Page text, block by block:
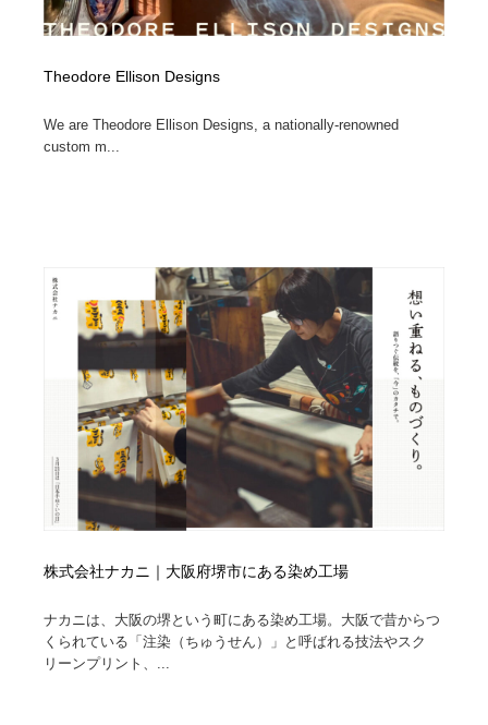
Theodore Ellison Designs
We are Theodore Ellison Designs, a nationally-renowned
custom m...
株式会社ナカニ｜大阪府堺市にある染め工場
ナカニは、大阪の堺という町にある染め工場。大阪で昔からつ
くられている「注染（ちゅうせん）」と呼ばれる技法やスク
リーンプリント、...